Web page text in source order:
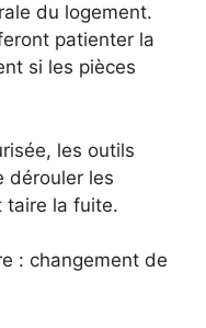
du logement.
patienter la
si les pièces
les outils
dérouler les
taire la fuite.
: changement de